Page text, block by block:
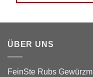
Die
ÜBER UNS
FeinSte Rubs